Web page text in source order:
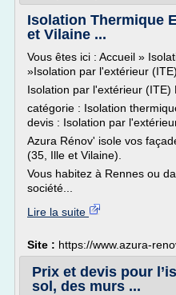
Isolation Thermique
et Vilaine ...
Vous êtes ici : Accueil »
»Isolation par l'extérieur (ITE)
Isolation par l'extérieur (ITE)
catégorie : Isolation
devis : Isolation par
Azura Rénov' isole vos
(35, Ille et Vilaine).
Vous habitez à Rennes ou
société...
Lire la suite
Site : https://www.azura-
Prix et devis pour
sol, des murs ...